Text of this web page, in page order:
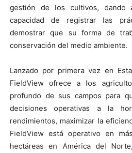
gestión de los cultivos, dando
capacidad de registrar las
demostrar que su forma de
conservación del medio ambiente.
Lanzado por primera vez en
FieldView ofrece a los
profundo de sus campos para
decisiones operativas a la
rendimientos, maximizar la
FieldView está operativo en
hectáreas en América del